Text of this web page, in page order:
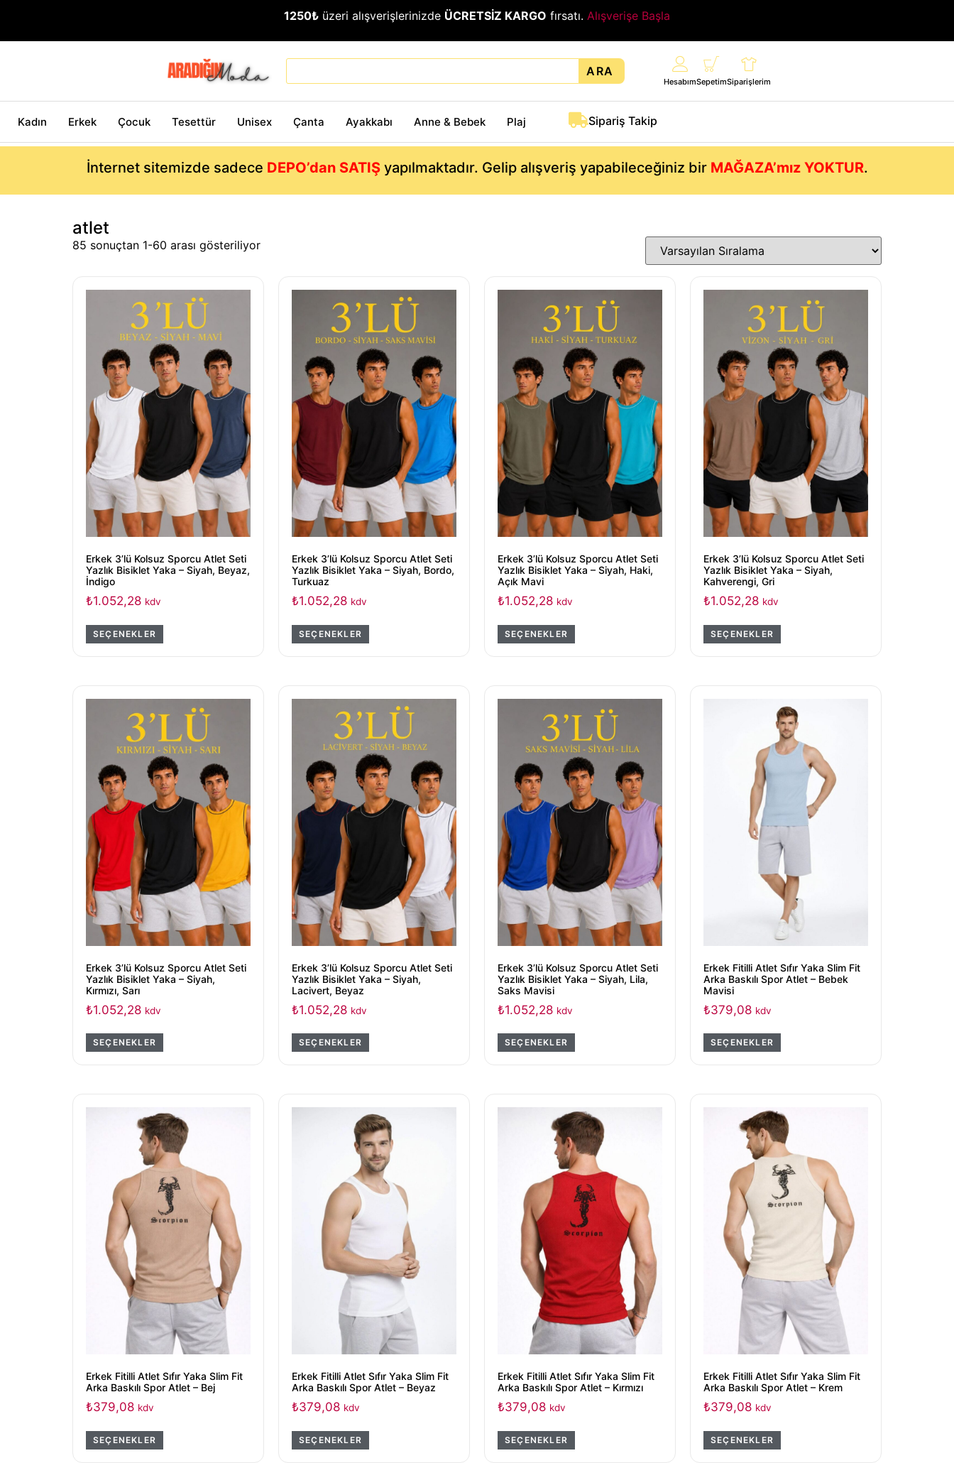
1250₺ üzeri alışverişlerinizde ÜCRETSİZ KARGO fırsatı. Alışverişe Başla
ARA
HesabımSepetimSiparişlerim
Kadın Erkek Çocuk Tesettür Unisex Çanta Ayakkabı Anne & Bebek Plaj Sipariş Takip
İnternet sitemizde sadece DEPO’dan SATIŞyapılmaktadır. Gelip alışveriş yapabileceğiniz bir MAĞAZA’mız YOKTUR.
atlet
85 sonuçtan 1-60 arası gösteriliyor
Erkek 3’lü Kolsuz Sporcu Atlet Seti
Yazlık Bisiklet Yaka – Siyah, Beyaz,
İndigo
₺1.052,28 kdv
SEÇENEKLER
Erkek 3’lü Kolsuz Sporcu Atlet Seti
Yazlık Bisiklet Yaka – Siyah, Bordo,
Turkuaz
₺1.052,28 kdv
SEÇENEKLER
Erkek 3’lü Kolsuz Sporcu Atlet Seti
Yazlık Bisiklet Yaka – Siyah, Haki,
Açık Mavi
₺1.052,28 kdv
SEÇENEKLER
Erkek 3’lü Kolsuz Sporcu Atlet Seti
Yazlık Bisiklet Yaka – Siyah,
Kahverengi, Gri
₺1.052,28 kdv
SEÇENEKLER
Erkek 3’lü Kolsuz Sporcu Atlet Seti
Yazlık Bisiklet Yaka – Siyah,
Kırmızı, Sarı
₺1.052,28 kdv
SEÇENEKLER
Erkek 3’lü Kolsuz Sporcu Atlet Seti
Yazlık Bisiklet Yaka – Siyah,
Lacivert, Beyaz
₺1.052,28 kdv
SEÇENEKLER
Erkek 3’lü Kolsuz Sporcu Atlet Seti
Yazlık Bisiklet Yaka – Siyah, Lila,
Saks Mavisi
₺1.052,28 kdv
SEÇENEKLER
Erkek Fitilli Atlet Sıfır Yaka Slim Fit
Arka Baskılı Spor Atlet – Bebek
Mavisi
₺379,08 kdv
SEÇENEKLER
Erkek Fitilli Atlet Sıfır Yaka Slim Fit
Arka Baskılı Spor Atlet – Bej
₺379,08 kdv
SEÇENEKLER
Erkek Fitilli Atlet Sıfır Yaka Slim Fit
Arka Baskılı Spor Atlet – Beyaz
₺379,08 kdv
SEÇENEKLER
Erkek Fitilli Atlet Sıfır Yaka Slim Fit
Arka Baskılı Spor Atlet – Kırmızı
₺379,08 kdv
SEÇENEKLER
Erkek Fitilli Atlet Sıfır Yaka Slim Fit
Arka Baskılı Spor Atlet – Krem
₺379,08 kdv
SEÇENEKLER